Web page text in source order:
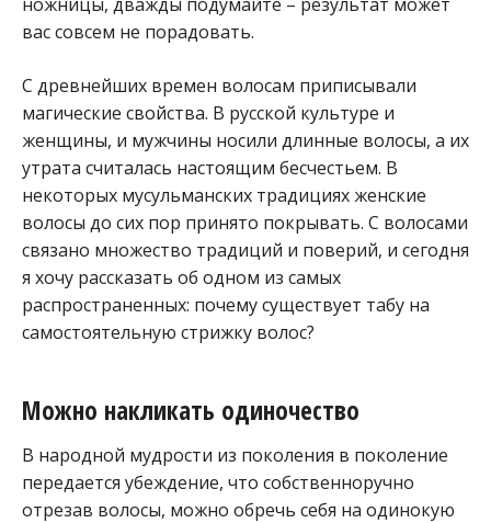
вас совсем не порадовать.
С древнейших времен волосам приписывали
магические свойства. В русской культуре и
женщины, и мужчины носили длинные волосы, а их
утрата считалась настоящим бесчестьем. В
некоторых мусульманских традициях женские
волосы до сих пор принято покрывать. С волосами
связано множество традиций и поверий, и сегодня
я хочу рассказать об одном из самых
распространенных: почему существует табу на
самостоятельную стрижку волос?
Можно накликать одиночество
В народной мудрости из поколения в поколение
передается убеждение, что собственноручно
отрезав волосы, можно обречь себя на одинокую